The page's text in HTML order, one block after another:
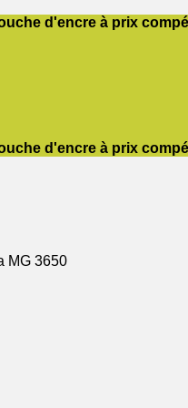
d'encre à prix
d'encre à prix
MG 3650